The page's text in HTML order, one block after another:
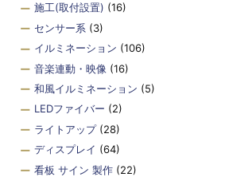
施工(取付設置) (16)
センサー系 (3)
イルミネーション (106)
音楽連動・映像 (16)
和風イルミネーション (5)
LEDファイバー (2)
ライトアップ(28)
ディスプレイ (64)
看板 サイン 製作 (22)